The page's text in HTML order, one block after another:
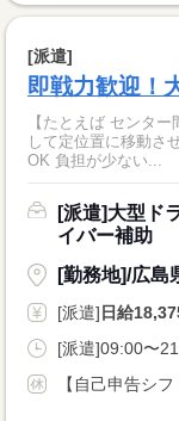
[派遣]
即戦力歓迎！
【たとえば センタ
して定位置に移動さ
OK 負担が少ない...
[派遣]大型ド
イバー補助
[勤務地]/広島
[派遣]日給
[派遣]09:00〜